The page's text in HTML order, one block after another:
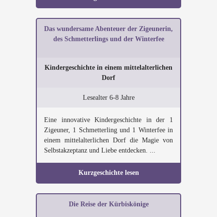
Das wundersame Abenteuer der Zigeunerin,
des Schmetterlings und der Winterfee
Kindergeschichte in einem mittelalterlichen
Dorf
Lesealter 6-8 Jahre
Eine innovative Kindergeschichte in der 1
Zigeuner, 1 Schmetterling und 1 Winterfee in
einem mittelalterlichen Dorf die Magie von
Selbstakzeptanz und Liebe entdecken. ...
Kurzgeschichte lesen
Die Reise der Kürbiskönige